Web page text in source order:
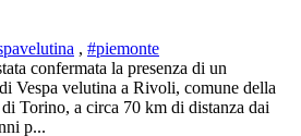
, #piemonte
confermata la presenza di un
Vespa velutina a Rivoli, comune della
Torino, a circa 70 km di distanza dai
p...